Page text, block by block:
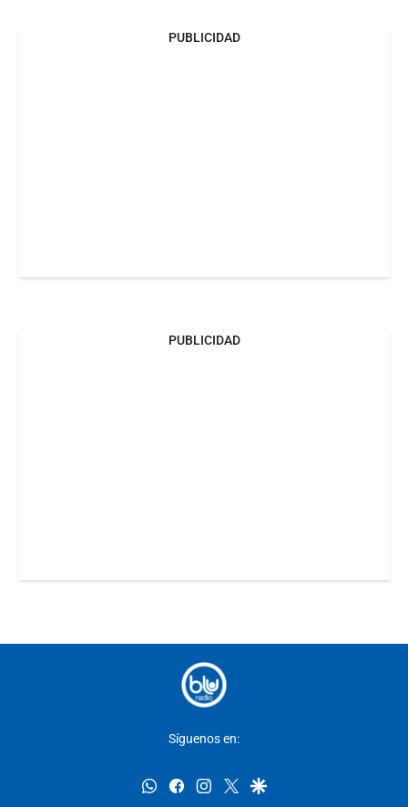
PUBLICIDAD
PUBLICIDAD
Síguenos en:
whatsappfacebookinstagram
twittergoogle